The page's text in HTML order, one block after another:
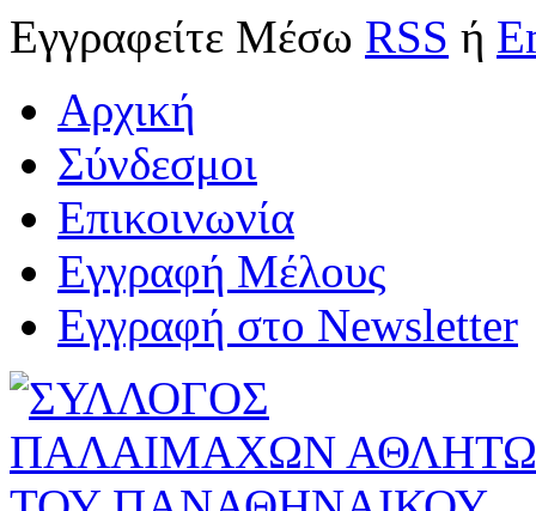
Εγγραφείτε Μέσω RSS ή
Αρχική
Σύνδεσμοι
Επικοινωνία
Εγγραφή Μέλους
Εγγραφή στο Newsletter